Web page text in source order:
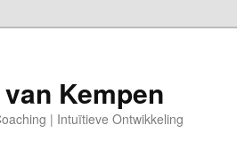
Kempen
| Intuïtieve Ontwikkeling